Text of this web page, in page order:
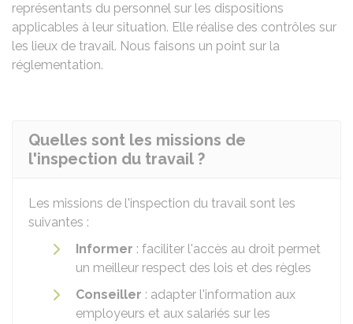
représentants du personnel sur les dispositions
applicables à leur situation. Elle réalise des contrôles sur
les lieux de travail. Nous faisons un point sur la
réglementation.
Quelles sont les missions de
l'inspection du travail ?
Les missions de l'inspection du travail sont les
suivantes :
Informer : faciliter l'accès au droit permet
un meilleur respect des lois et des règles
Conseiller : adapter l'information aux
employeurs et aux salariés sur les